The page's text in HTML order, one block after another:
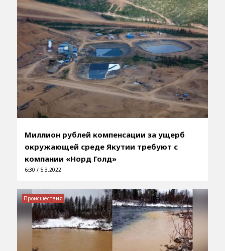
Миллион рублей компенсации за ущерб
окружающей среде Якутии требуют с
компании «Норд Голд»
6:30 / 5.3.2022
Происшествия